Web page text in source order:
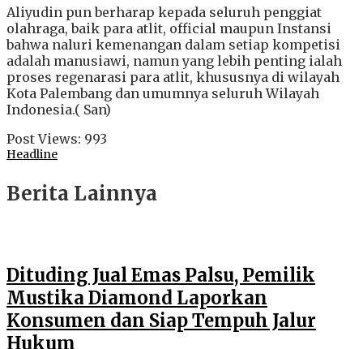
Aliyudin pun berharap kepada seluruh penggiat
olahraga, baik para atlit, official maupun Instansi
bahwa naluri kemenangan dalam setiap kompetisi
adalah manusiawi, namun yang lebih penting ialah
proses regenarasi para atlit, khususnya di wilayah
Kota Palembang dan umumnya seluruh Wilayah
Indonesia.( San)
Post Views: 993
Headline
Berita Lainnya
Dituding Jual Emas Palsu, Pemilik
Mustika Diamond Laporkan
Konsumen dan Siap Tempuh Jalur
Hukum